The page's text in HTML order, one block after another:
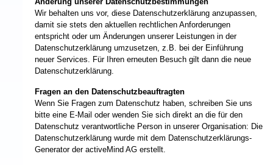
Wir behalten uns vor, diese Datenschutzerklärung anzupassen,
damit sie stets den aktuellen rechtlichen Anforderungen
entspricht oder um Änderungen unserer Leistungen in der
Datenschutzerklärung umzusetzen, z.B. bei der Einführung
neuer Services. Für Ihren erneuten Besuch gilt dann die neue
Datenschutzerklärung.
Fragen an den Datenschutzbeauftragten
Wenn Sie Fragen zum Datenschutz haben, schreiben Sie uns
bitte eine E-Mail oder wenden Sie sich direkt an die für den
Datenschutz verantwortliche Person in unserer Organisation: Die
Datenschutzerklärung wurde mit dem Datenschutzerklärungs-
Generator der activeMind AG erstellt.